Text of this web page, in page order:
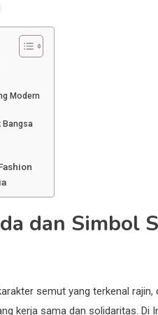
Modern
Bangsa
dan Simbol
semut yang terkenal rajin,
kerja sama dan solidaritas. Di